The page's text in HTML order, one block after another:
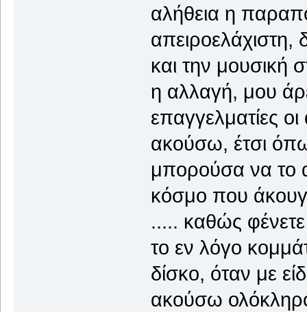
αλήθεια η
απειροελάχιστη,
και την μουσική
η αλλαγή, μου
επαγγελματίες
ακούσω, έτσι
μπορούσα να το
κόσμο που
..... καθώς
το εν λόγο
δίσκο, όταν με
ακούσω